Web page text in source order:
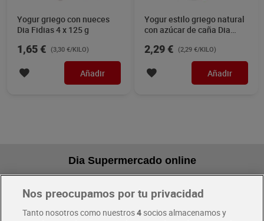
Yogur griego con nueces
Dia Fidias 4 x 125 g
1,65 € (3,30 €/KILO)
Añadir
Yogur estilo griego natural
con azúcar de caña Dia
2,29 € (2,29 €/KILO)
Añadir
Dia Supermercado online
Pide hoy, recibe hoy
Nos preocupamos por tu privacidad
Tanto nosotros como nuestros4socios almacenamos y